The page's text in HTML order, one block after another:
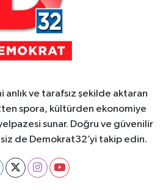
anlık ve tarafsız şekilde aktaran
spora, kültürden ekonomiye
sunar. Doğru ve güvenilir
de Demokrat32’yi takip edin.